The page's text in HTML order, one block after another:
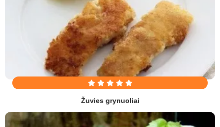
Žuvies grynuoliai